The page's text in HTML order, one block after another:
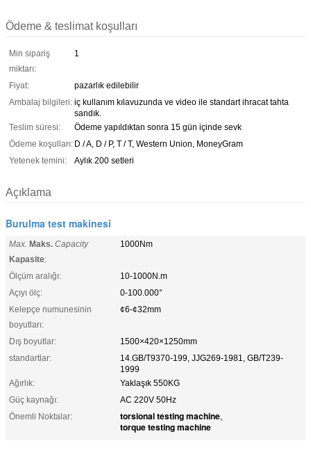
Ödeme & teslimat koşulları
Min sipariş
miktarı:
1
Fiyat:
pazarlık edilebilir
Ambalaj bilgileri: iç kullanım kılavuzunda ve video ile standart ihracat tahta
sandık.
Teslim süresi:
Ödeme yapıldıktan sonra 15 gün içinde sevk
Ödeme koşulları: D / A, D / P, T / T, Western Union, MoneyGram
Yetenek temini:
Aylık 200 setleri
Açıklama
Burulma test makinesi
Max. Maks. Capacity
Kapasite:
1000Nm
Ölçüm aralığı:
10-1000N.m
Açıyı ölç:
0-100.000°
Kelepçe numunesinin
boyutları:
¢6-¢32mm
Dış boyutlar:
1500×420×1250mm
standartlar:
14.GB/T9370-199, JJG269-1981, GB/T239-
1999
Ağırlık:
Yaklaşık 550KG
Güç kaynağı:
AC 220V 50Hz
Önemli Noktalar:
torsional testing machine,
torque testing machine